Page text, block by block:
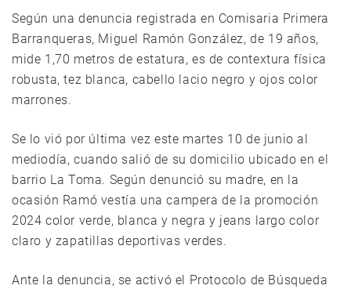
Según una denuncia registrada en Comisaria Primera
Barranqueras, Miguel Ramón González, de 19 años,
mide 1,70 metros de estatura, es de contextura física
robusta, tez blanca, cabello lacio negro y ojos color
marrones.
Se lo vió por última vez este martes 10 de junio al
mediodía, cuando salió de su domicilio ubicado en el
barrio La Toma. Según denunció su madre, en la
ocasión Ramó vestía una campera de la promoción
2024 color verde, blanca y negra y jeans largo color
claro y zapatillas deportivas verdes.
Ante la denuncia, se activó el Protocolo de Búsqueda